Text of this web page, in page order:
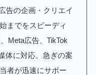
告の企画・クリエイ
までをスピーディ
Meta広告、TikTok
体に対応。急ぎの案
者が迅速にサポー